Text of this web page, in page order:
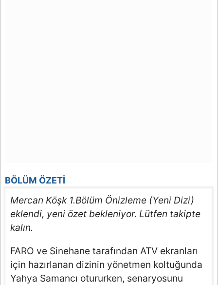
BÖLÜM ÖZETI
Mercan Köşk 1.Bölüm Önizleme (Yeni Dizi)
eklendi, yeni özet bekleniyor. Lütfen takipte
kalın.
FARO ve Sinehane tarafından ATV ekranları
için hazırlanan dizinin yönetmen koltuğunda
Yahya Samancı otururken, senaryosunu